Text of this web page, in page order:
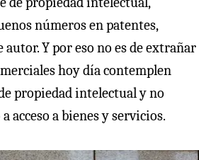
números en patentes,
autor. Y por eso no es de extrañar
hoy día contemplen
propiedad intelectual y no
acceso a bienes y servicios.